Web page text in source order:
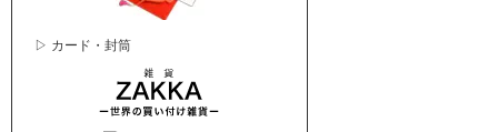
▷ カード・封筒